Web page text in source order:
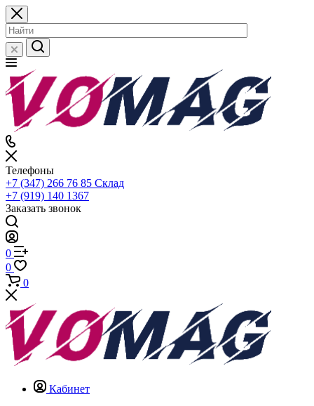
Телефоны
+7 (347) 266 76 85 Склад
+7 (919) 140 1367
Заказать звонок
0
0
0
Кабинет